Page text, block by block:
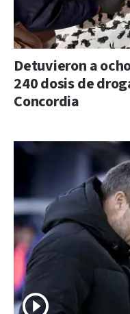
Detuvieron a
240 dosis de
Concordia